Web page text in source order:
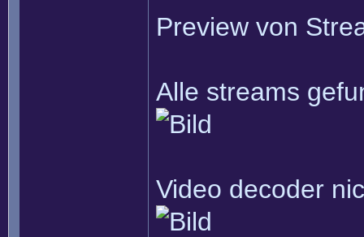
Preview von
Alle streams
Video decoder